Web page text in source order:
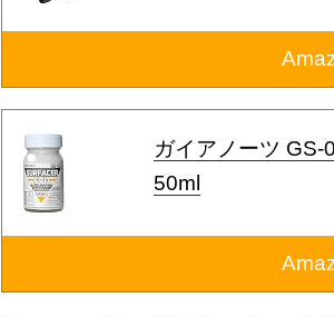
ガイアノーツ GS-
50ml